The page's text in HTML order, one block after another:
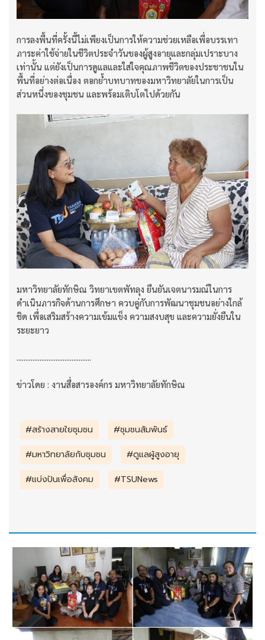
การลงพื้นที่ครั้งนี้ไม่เพียงเป็นการให้ความช่วยเหลือเพื่อบรรเทา
ภาระค่าใช้จ่ายในชีวิตประจำวันของผู้สูงอายุและกลุ่มเปราะบาง
เท่านั้น แต่ยังเป็นการดูแลและใส่ใจคุณภาพชีวิตของประชาชนใน
พื้นที่อย่างต่อเนื่อง ตอกย้ำบทบาทของมหาวิทยาลัยในการเป็น
ส่วนหนึ่งของชุมชน และพร้อมเติบโตไปด้วยกัน
มหาวิทยาลัยทักษิณ วิทยาเขตพัทลุง ยืนยันเจตนารมณ์ในการ
ดำเนินภารกิจด้านการศึกษา ควบคู่กับการพัฒนาชุมชนอย่างใกล้
ชิด เพื่อเสริมสร้างความเข้มแข็ง ความสงบสุข และความยั่งยืนใน
ระยะยาว
..........................................
ข่าวโดย : งานสื่อสารองค์กร มหาวิทยาลัยทักษิณ
#สร้างสายใยชุมชน
#ชุมชนสัมพันธ์
#มหาวิทยาลัยกับชุมชน
#ดูแลผู้สูงอายุ
#แบ่งปันเพื่อสังคม
#TSUNews